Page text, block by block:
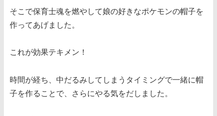
そこで保育士魂を燃やして娘の好きなポケモンの帽子を
作ってあげました。
これが効果テキメン！
時間が経ち、中だるみしてしまうタイミングで一緒に帽
子を作ることで、さらにやる気をだしました。